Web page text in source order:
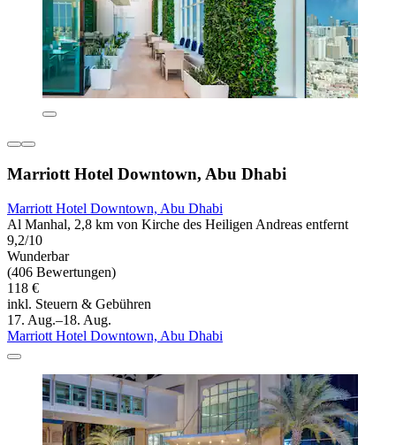
Marriott Hotel Downtown, Abu Dhabi
Marriott Hotel Downtown, Abu Dhabi
Al Manhal, 2,8 km von Kirche des Heiligen Andreas entfernt
9,2/10
Wunderbar
(406 Bewertungen)
118 €
inkl. Steuern & Gebühren
17. Aug.–18. Aug.
Marriott Hotel Downtown, Abu Dhabi